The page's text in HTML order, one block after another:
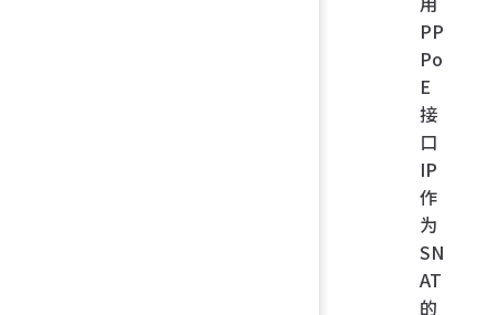
PP
Po
E
接
口
IP
作
为
SN
AT
的